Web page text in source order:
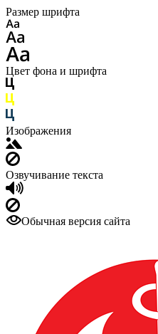
Размер шрифта
Цвет фона и шрифта
Изображения
Озвучивание текста
Обычная версия сайта